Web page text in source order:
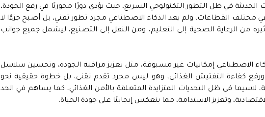
الحديثة في ظل التطور التكنولوجي السريع، حيث يؤدي دورًا محوريًا في رفع الجودة،
في مختلف القطاعات، ولم يعد الذكاء الاصطناعي مجرد تطور تقني، بل أصبح جزءًا لا
من الرعاية الصحية إلى التعليم، ومن النقل إلى التصنيع، ليشمل جميع جوانب
الاصطناعي إمكانيات غير مسبوقة، مثل تعزيز مراقبة الجودة، وتحسين سلاسل
كفاءة التفتيش الغذائي، وهو ليس مجرد تقدم تقني، بل خطوة حقيقية نحو
لاسيما في ظل التحديات المتزايدة المتعلقة بالأمن الغذائي، كما يساهم في الحد
وتعزيز الاستدامة، مما ينعكس إيجابيًا على جودة الحياة.